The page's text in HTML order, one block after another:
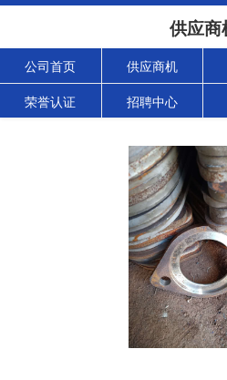
供应商
公司首页 供应商机
荣誉认证 招聘中心